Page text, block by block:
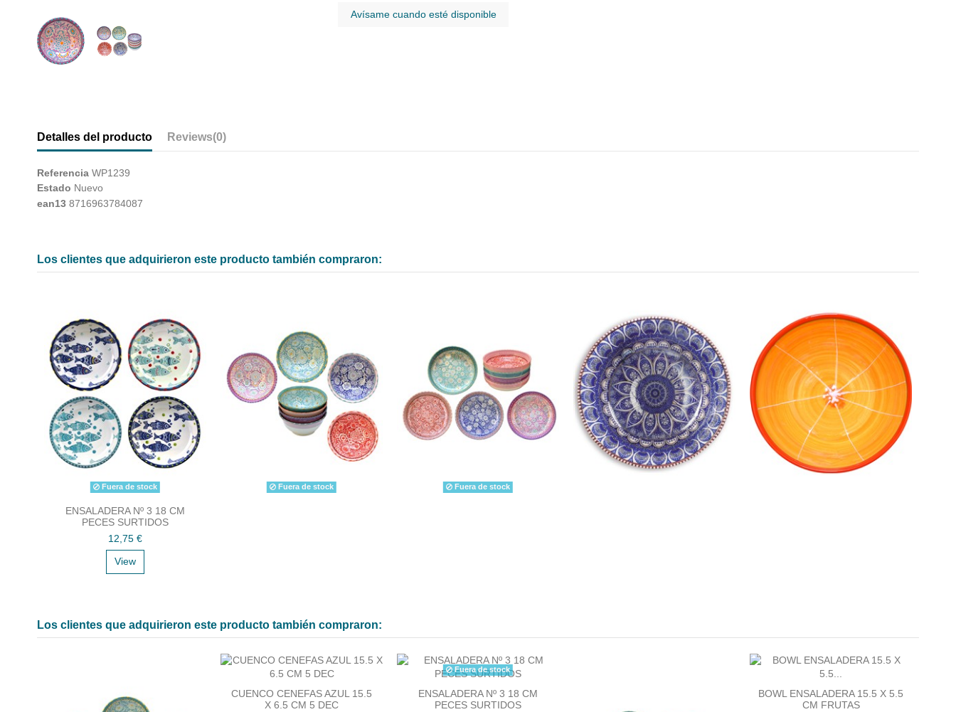
Detalles del producto Reviews(0)
Referencia WP1239
Estado Nuevo
ean13 8716963784087
Los clientes que adquirieron este producto también compraron:
Fuera de stock
ENSALADERA Nº 3 18 CM
PECES SURTIDOS
12,75 €
View
Fuera de stock Fuera de stock
Los clientes que adquirieron este producto también compraron:
CUENCO CENEFAS AZUL 15.5
X 6.5 CM 5 DEC
Fuera de stock
ENSALADERA Nº 3 18 CM
PECES SURTIDOS
BOWL ENSALADERA 15.5 X 5.5
CM FRUTAS